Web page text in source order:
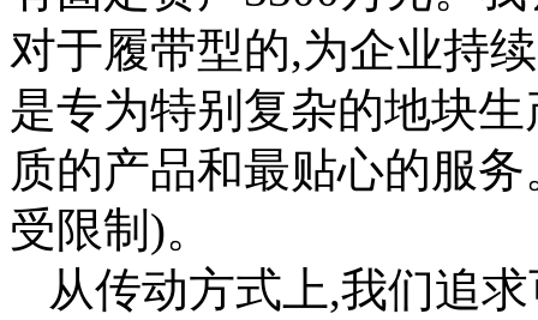
对于履带型的,为企业持
是专为特别复杂的地块
质的产品和最贴心的服
受限制)。
从传动方式上,我们追